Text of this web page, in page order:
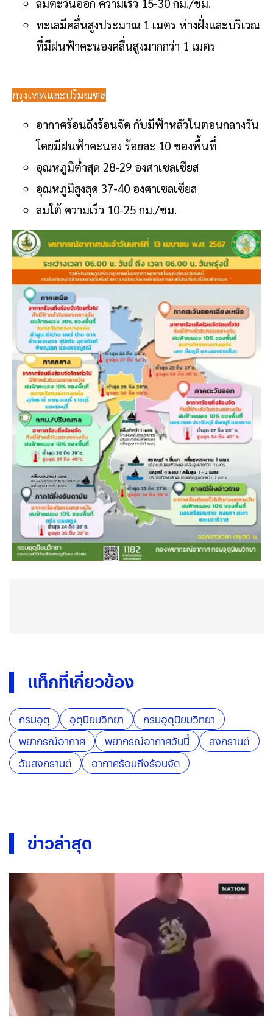
ทะเลมีคลื่นสูงประมาณ 1 เมตร ห่างฝั่งและบริเวณ
ที่มีฝนฟ้าคะนองคลื่นสูงมากกว่า 1 เมตร
กรุงเทพและปริมณฑล
อากาศร้อนถึงร้อนจัด กับมีฟ้าหลัวในตอนกลางวัน
โดยมีฝนฟ้าคะนอง ร้อยละ 10 ของพื้นที่
อุณหภูมิต่ำสุด 28-29 องศาเซลเซียส
อุณหภูมิสูงสุด 37-40 องศาเซลเซียส
ลมใต้ ความเร็ว 10-25 กม./ชม.
แท็กที่เกี่ยวข้อง
กรมอุตุ อุตุนิยมวิทยา
กรมอุตุนิยมวิทยา
พยากรณ์อากาศ
พยากรณ์อากาศวันนี้
สงกรานต์
วันสงกรานต์
อากาศร้อนถึงร้อนจัด
ข่าวล่าสุด